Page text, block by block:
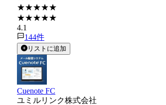
★★★★★
★★★★★
4.1
144件
リストに追加
Cuenote FC
ユミルリンク株式会社